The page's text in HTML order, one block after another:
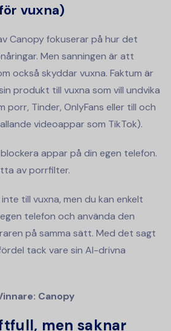
vuxna)
Canopy fokuserar på hur det
Men sanningen är att
också skyddar vuxna. Faktum är
produkt till vuxna som vill undvika
porr, Tinder, OnlyFans eller till och
videoappar som TikTok).
appar på din egen telefon.
av porrfilter.
till vuxna, men du kan enkelt
telefon och använda den
på samma sätt. Med det sagt
tack vare sin AI-drivna
Canopy
men saknar